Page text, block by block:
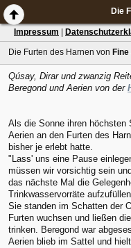
Die
Impressum
Die Furten des Harnen von Fine
Qúsay, Dirar und zwanzig
Beregond und Aerien von der
Als die Sonne ihren höchsten
Aerien an den Furten des
bisher je erlebt hatte.
"Lass' uns eine Pause
müssen wir vorsichtig sein
das nächste Mal die
Trinkwasservorräte
Sie standen im Schatten der
Furten wuchsen und ließen
trinken. Beregond war
Aerien blieb im Sattel und